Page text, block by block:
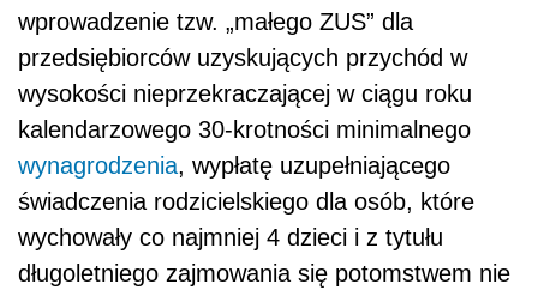
wprowadzenie tzw. „małego ZUS” dla
przedsiębiorców uzyskujących przychód w
wysokości nieprzekraczającej w ciągu roku
kalendarzowego 30-krotności minimalnego
wynagrodzenia, wypłatę uzupełniającego
świadczenia rodzicielskiego dla osób, które
wychowały co najmniej 4 dzieci i z tytułu
długoletniego zajmowania się potomstwem nie